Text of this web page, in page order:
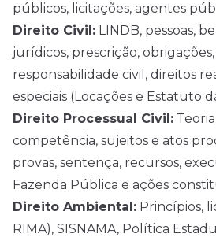
públicos, licitações, agentes
Direito Civil: LINDB, pessoas,
jurídicos, prescrição,
responsabilidade civil, direitos
especiais (Locações e Estatuto
Direito Processual Civil:
competência, sujeitos e atos
provas, sentença, recursos,
Fazenda Pública e ações
Direito Ambiental: Princípios,
RIMA), SISNAMA, Política